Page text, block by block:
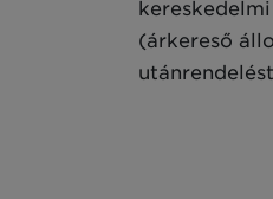
(árkereső